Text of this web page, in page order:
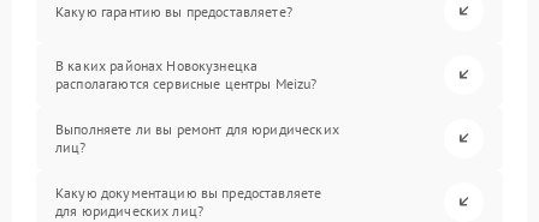
Какую гарантию вы предоставляете?
В каких районах Новокузнецка
располагаются сервисные центры Meizu?
Выполняете ли вы ремонт для юридических
лиц?
Какую документацию вы предоставляете
для юридических лиц?